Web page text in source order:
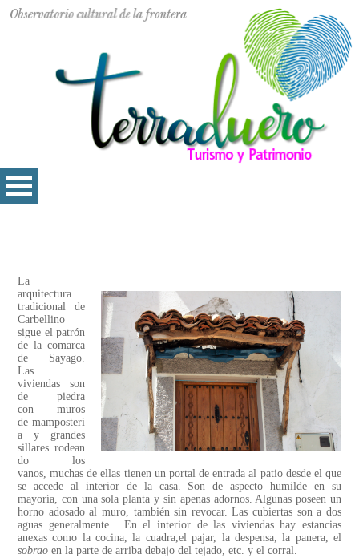
La
arquitectura
tradicional de
Carbellino
sigue el patrón
de la comarca
de Sayago.
Las
viviendas son
de piedra
con muros
de mamposterí
a y grandes
sillares rodean
do los
vanos, muchas de ellas tienen un portal de entrada al patio desde el que
se accede al interior de la casa. Son de aspecto humilde en su
mayoría, con una sola planta y sin apenas adornos. Algunas poseen un
horno adosado al muro, también sin revocar. Las cubiertas son a dos
aguas generalmente. En el interior de las viviendas hay estancias
anexas como la cocina, la cuadra,el pajar, la despensa, la panera, el
sobrao en la parte de arriba debajo del tejado, etc. y el corral.